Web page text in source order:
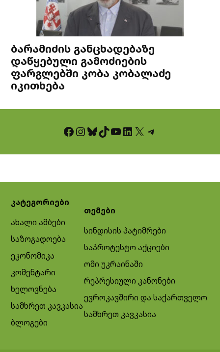
ბარამიძის განცხადებაზე
დაწყებული გამოძიების
ფარგლებში კობა კობალაძე
იკითხება
Facebook InstagramBluesky TikTok YouTube LinkedIn X Telegram
კატეგორიები
ახალი ამბები
საზოგადოება
ეკონომიკა
კომენტარი
ხელოვნება
სამხრეთ კავკასია
ბლოგები
თემები
სინდისის პატიმრები
საპროტესტო აქციები
ომი უკრაინაში
რეპრესიული კანონები
ევროკავშირი და საქართველო
სამხრეთ კავკასია